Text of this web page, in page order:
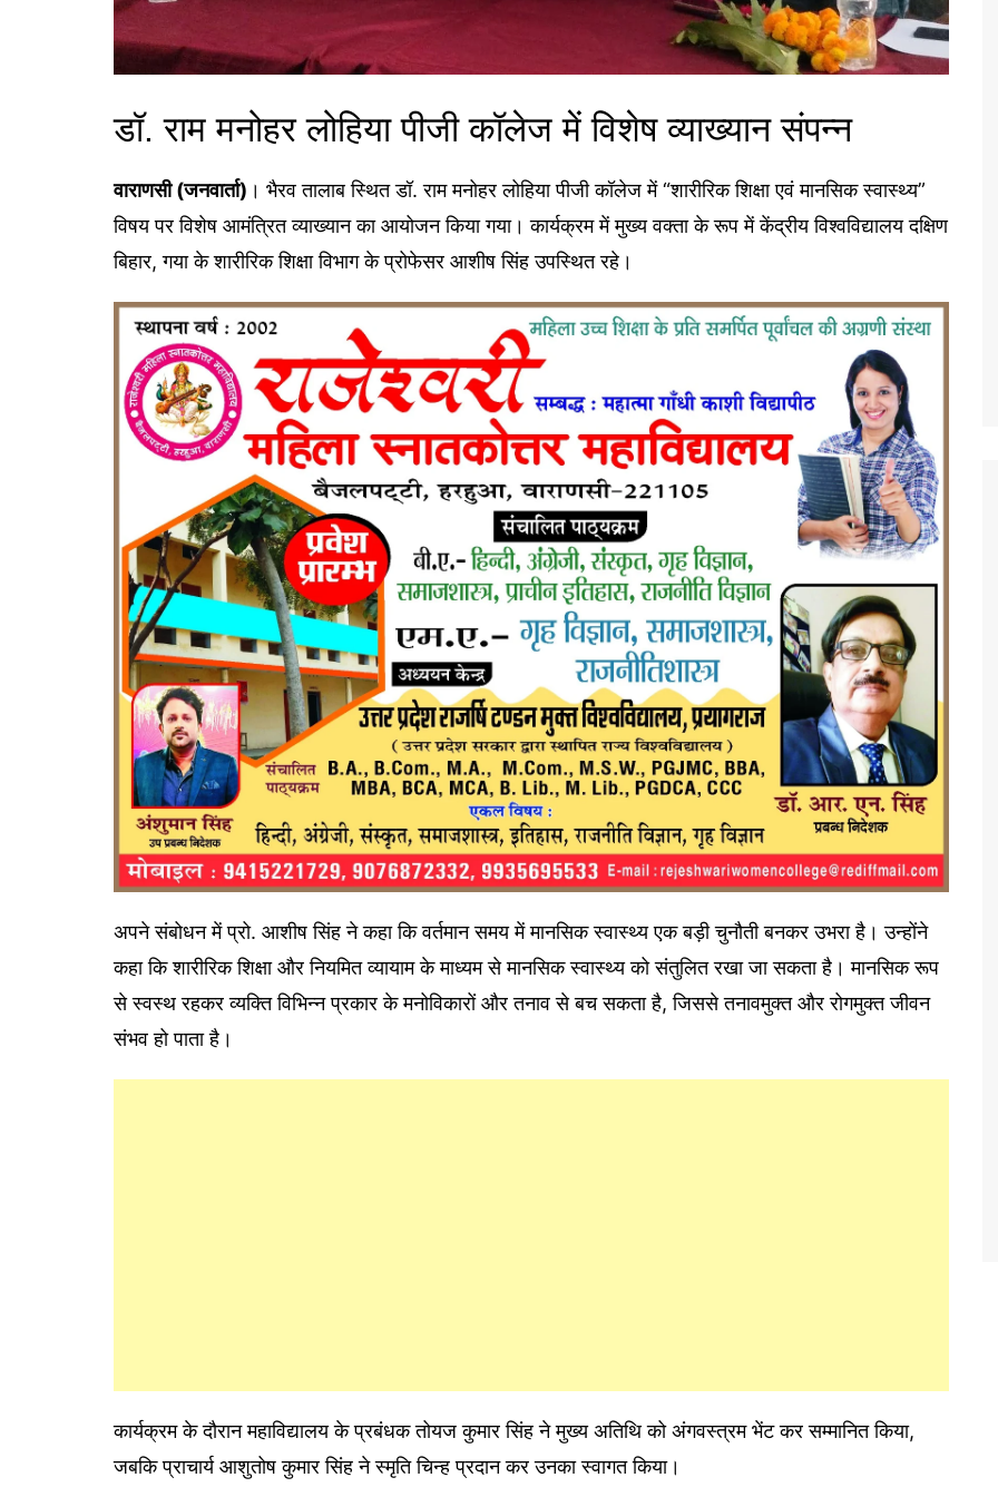
डॉ. राम मनोहर लोहिया पीजी कॉलेज में विशेष व्याख्यान संपन्न
वाराणसी (जनवार्ता) । भैरव तालाब स्थित डॉ. राम मनोहर लोहिया पीजी कॉलेज में “शारीरिक शिक्षा एवं मानसिक स्वास्थ्य”
विषय पर विशेष आमंत्रित व्याख्यान का आयोजन किया गया। कार्यक्रम में मुख्य वक्ता के रूप में केंद्रीय विश्वविद्यालय दक्षिण
बिहार, गया के शारीरिक शिक्षा विभाग के प्रोफेसर आशीष सिंह उपस्थित रहे।
अपने संबोधन में प्रो. आशीष सिंह ने कहा कि वर्तमान समय में मानसिक स्वास्थ्य एक बड़ी चुनौती बनकर उभरा है। उन्होंने
कहा कि शारीरिक शिक्षा और नियमित व्यायाम के माध्यम से मानसिक स्वास्थ्य को संतुलित रखा जा सकता है। मानसिक रूप
से स्वस्थ रहकर व्यक्ति विभिन्न प्रकार के मनोविकारों और तनाव से बच सकता है, जिससे तनावमुक्त और रोगमुक्त जीवन
संभव हो पाता है।
कार्यक्रम के दौरान महाविद्यालय के प्रबंधक तोयज कुमार सिंह ने मुख्य अतिथि को अंगवस्त्रम भेंट कर सम्मानित किया,
जबकि प्राचार्य आशुतोष कुमार सिंह ने स्मृति चिन्ह प्रदान कर उनका स्वागत किया।